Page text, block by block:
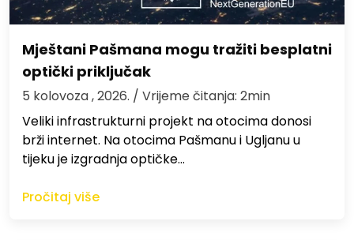
Mještani Pašmana mogu tražiti besplatni
optički priključak
5 kolovoza , 2026. / Vrijeme čitanja: 2min
Veliki infrastrukturni projekt na otocima donosi
brži internet. Na otocima Pašmanu i Ugljanu u
tijeku je izgradnja optičke…
Pročitaj više